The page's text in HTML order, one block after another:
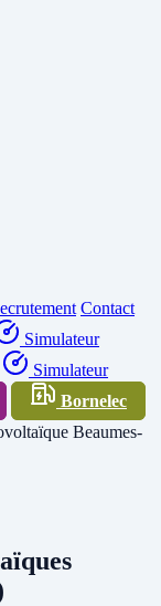
Contact
Simulateur
Simulateur
Bornelec
Beaumes-